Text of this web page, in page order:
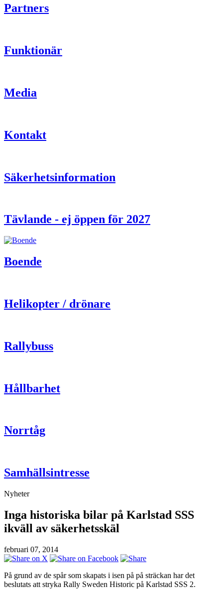
Partners
Funktionär
Media
Kontakt
Säkerhetsinformation
Tävlande - ej öppen för 2027
Boende
Helikopter / drönare
Rallybuss
Hållbarhet
Norrtåg
Samhällsintresse
Nyheter
Inga historiska bilar på Karlstad SSS
ikväll av säkerhetsskäl
februari 07, 2014
På grund av de spår som skapats i isen på på sträckan har det
beslutats att stryka Rally Sweden Historic på Karlstad SSS 2.